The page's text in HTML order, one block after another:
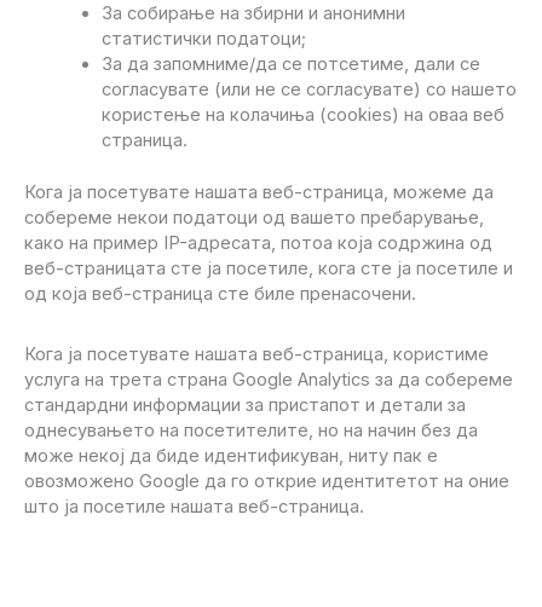
За собирање на збирни и анонимни
статистички податоци;
За да запомниме/да се потсетиме, дали се
согласувате (или не се согласувате) со нашето
користење на колачиња (cookies) на оваа веб
страница.
Кога ја посетувате нашата веб-страница, можеме да
собереме некои податоци од вашето пребарување,
како на пример IP-адресата, потоа која содржина од
веб-страницата сте ја посетиле, кога сте ја посетиле и
од која веб-страница сте биле пренасочени.
Кога ја посетувате нашата веб-страница, користиме
услуга на трета страна Google Analytics за да собереме
стандардни информации за пристапот и детали за
однесувањето на посетителите, но на начин без да
може некој да биде идентификуван, ниту пак е
овозможено Google да го открие идентитетот на оние
што ја посетиле нашата веб-страница.